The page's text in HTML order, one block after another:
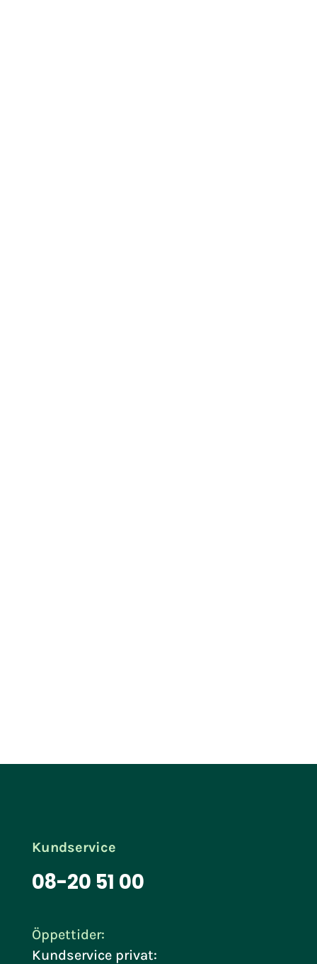
Kundservice
08-20 51 00
Öppettider:
Kundservice privat: